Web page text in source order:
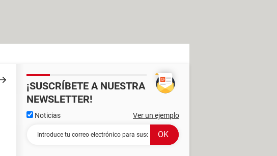
¡SUSCRÍBETE A NUESTRA
NEWSLETTER!
Noticias Ver un ejemplo